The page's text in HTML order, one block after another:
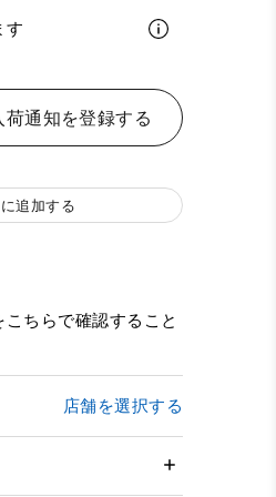
す
荷通知を登録する
追加する
ちらで確認すること
店舗を選択する